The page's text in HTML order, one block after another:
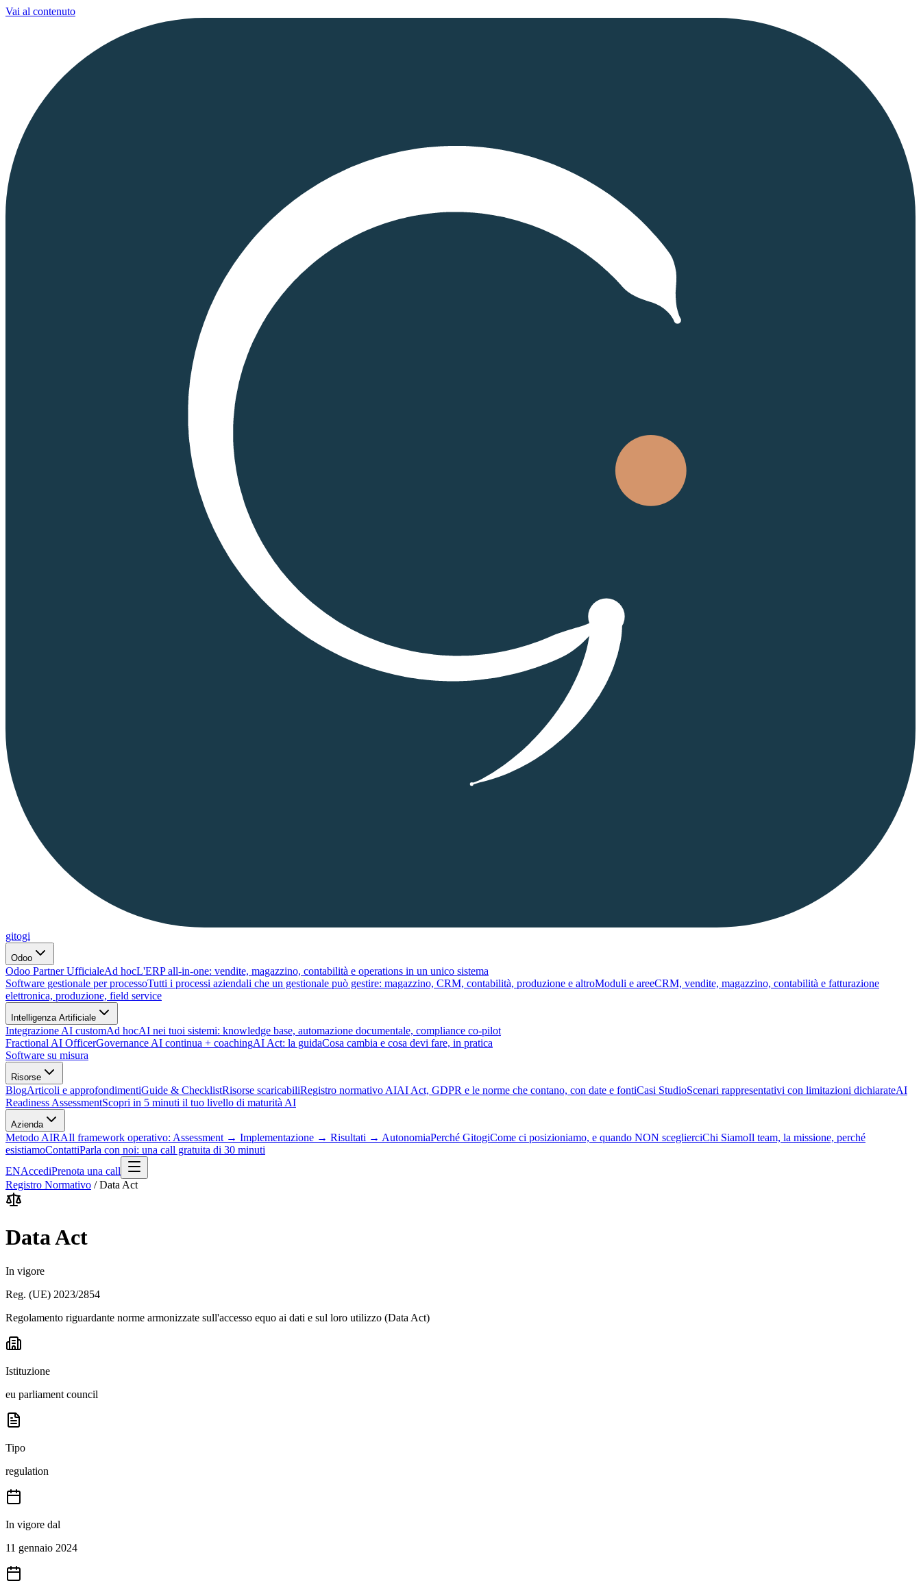
Vai al contenuto
gitogi
Odoo
Odoo Partner UfficialeAd hocL'ERP all-in-one: vendite, magazzino, contabilità e operations in un unico sistema
Software gestionale per processoTutti i processi aziendali che un gestionale può gestire: magazzino, CRM, contabilità, produzione e altroModuli e areeCRM, vendite, magazzino, contabilità e fatturazione
elettronica, produzione, field service
Intelligenza Artificiale
Integrazione AI customAd hocAI nei tuoi sistemi: knowledge base, automazione documentale, compliance co-pilot
Fractional AI OfficerGovernance AI continua + coachingAI Act: la guidaCosa cambia e cosa devi fare, in pratica
Software su misura
Risorse
BlogArticoli e approfondimentiGuide & ChecklistRisorse scaricabiliRegistro normativo AIAI Act, GDPR e le norme che contano, con date e fontiCasi StudioScenari rappresentativi con limitazioni dichiarateAI
Readiness AssessmentScopri in 5 minuti il tuo livello di maturità AI
Azienda
Metodo AIRAIl framework operativo: Assessment → Implementazione → Risultati → AutonomiaPerché GitogiCome ci posizioniamo, e quando NON sceglierciChi SiamoIl team, la missione, perché
esistiamoContattiParla con noi: una call gratuita di 30 minuti
ENAccediPrenota una call
Registro Normativo /Data Act
Data Act
In vigore
Reg. (UE) 2023/2854
Regolamento riguardante norme armonizzate sull'accesso equo ai dati e sul loro utilizzo (Data Act)
Istituzione
eu parliament council
Tipo
regulation
In vigore dal
11 gennaio 2024